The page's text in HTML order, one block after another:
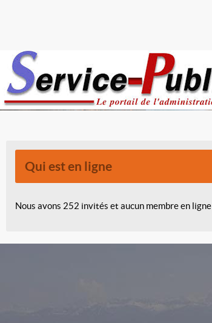
Qui est en ligne
Nous avons 252 invités et aucun membre en ligne